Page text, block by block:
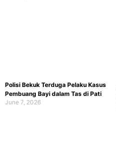
Polisi Bekuk Terduga Pelaku Kasus
Pembuang Bayi dalam Tas di Pati
June 7, 2026